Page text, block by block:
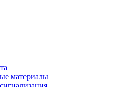
материалы